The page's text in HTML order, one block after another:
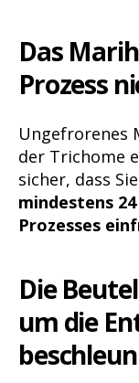
Das
Prozess
Ungefrorenes
der Trichome
sicher, dass
mindestens
Prozesses
Die
um die